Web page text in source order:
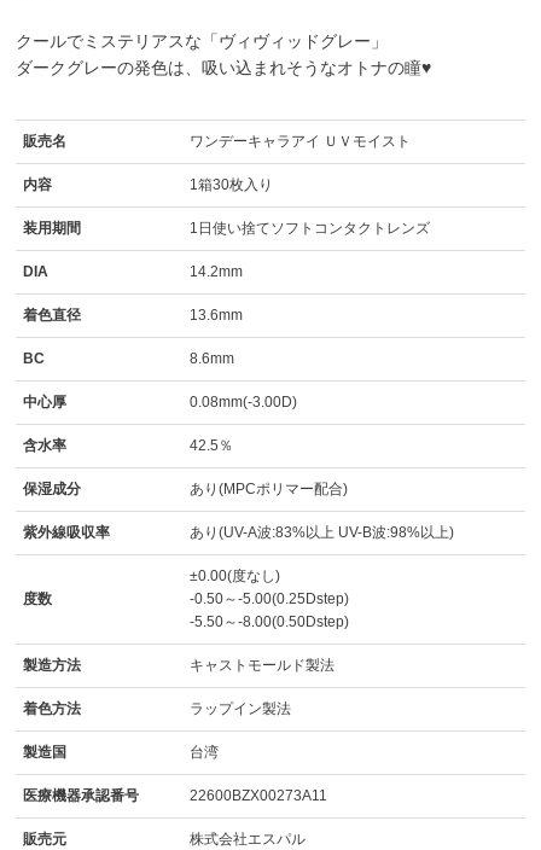
クールでミステリアスな「ヴィヴィッドグレー」
ダークグレーの発色は、吸い込まれそうなオトナの瞳♥
販売名 ワンデーキャラアイ ＵＶモイスト
内容 1箱30枚入り
装用期間 1日使い捨てソフトコンタクトレンズ
DIA 14.2mm
着色直径 13.6mm
BC 8.6mm
中心厚 0.08mm(-3.00D)
含水率 42.5％
保湿成分 あり(MPCポリマー配合)
紫外線吸収率 あり(UV-A波:83%以上 UV-B波:98%以上)
度数
±0.00(度なし)
-0.50～-5.00(0.25Dstep)
-5.50～-8.00(0.50Dstep)
製造方法 キャストモールド製法
着色方法 ラップイン製法
製造国 台湾
医療機器承認番号 22600BZX00273A11
販売元 株式会社エスパル